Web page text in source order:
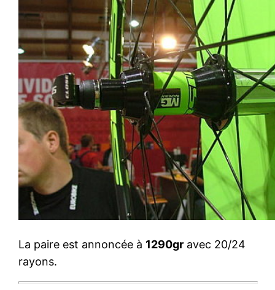
La paire est annoncée à 1290gr avec 20/24
rayons.